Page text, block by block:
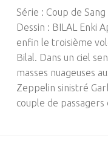
Série : Coup de
Dessin : BILAL Enki
enfin le troisième
Bilal. Dans un ciel
masses nuageuses
Zeppelin sinistré
couple de passagers